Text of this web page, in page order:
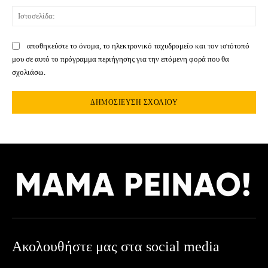
αποθηκεύστε το όνομα, το ηλεκτρονικό ταχυδρομείο και τον ιστότοπό
μου σε αυτό το πρόγραμμα περιήγησης για την επόμενη φορά που θα
σχολιάσω.
Ακολουθήστε μας στα social media